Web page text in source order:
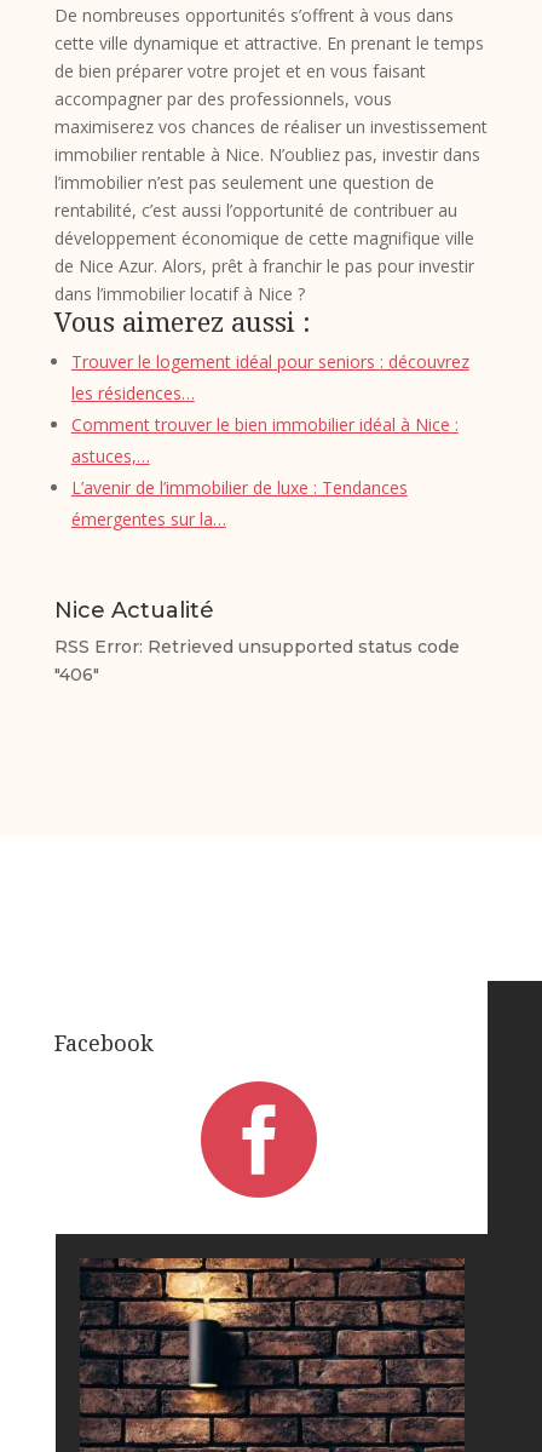
De nombreuses opportunités s’offrent à vous dans
cette ville dynamique et attractive. En prenant le temps
de bien préparer votre projet et en vous faisant
accompagner par des professionnels, vous
maximiserez vos chances de réaliser un investissement
immobilier rentable à Nice. N’oubliez pas, investir dans
l’immobilier n’est pas seulement une question de
rentabilité, c’est aussi l’opportunité de contribuer au
développement économique de cette magnifique ville
de Nice Azur. Alors, prêt à franchir le pas pour investir
dans l’immobilier locatif à Nice ?
Vous aimerez aussi :
Trouver le logement idéal pour seniors : découvrez
les résidences…
Comment trouver le bien immobilier idéal à Nice :
astuces,…
L’avenir de l’immobilier de luxe : Tendances
émergentes sur la…
Nice Actualité
RSS Error: Retrieved unsupported status code
"406"
Facebook
